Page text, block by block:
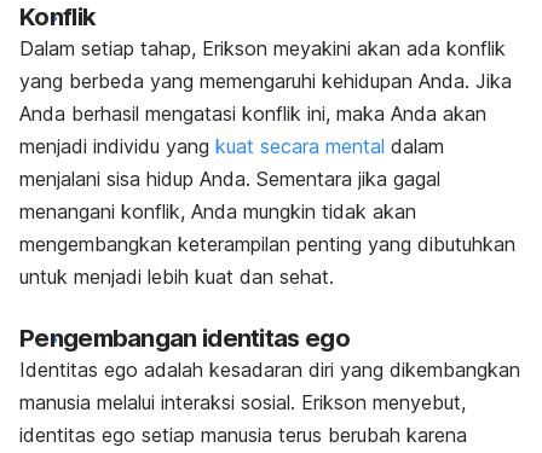
Konflik
Dalam setiap tahap, Erikson meyakini akan ada konflik
yang berbeda yang memengaruhi kehidupan Anda. Jika
Anda berhasil mengatasi konflik ini, maka Anda akan
menjadi individu yang kuat secara mental dalam
menjalani sisa hidup Anda. Sementara jika gagal
menangani konflik, Anda mungkin tidak akan
mengembangkan keterampilan penting yang dibutuhkan
untuk menjadi lebih kuat dan sehat.
Pengembangan identitas ego
Identitas ego adalah kesadaran diri yang dikembangkan
manusia melalui interaksi sosial. Erikson menyebut,
identitas ego setiap manusia terus berubah karena